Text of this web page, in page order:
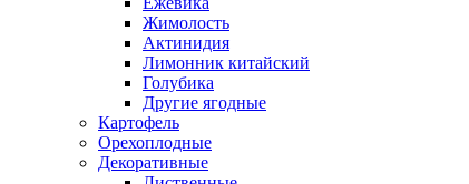
Жимолость
Актинидия
Лимонник китайский
Голубика
Другие ягодные
Картофель
Орехоплодные
Декоративные